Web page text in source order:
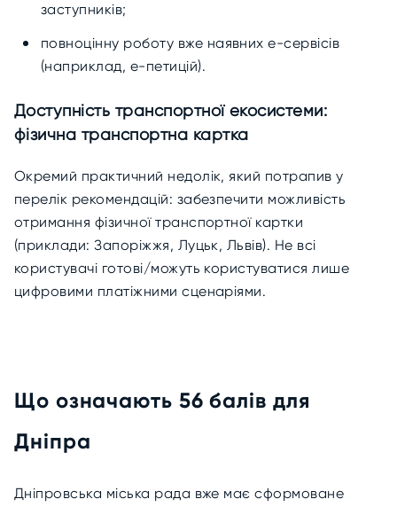
заступників;
повноцінну роботу вже наявних е-сервісів
(наприклад, е-петицій).
Доступність транспортної екосистеми:
фізична транспортна картка
Окремий практичний недолік, який потрапив у
перелік рекомендацій: забезпечити можливість
отримання фізичної транспортної картки
(приклади: Запоріжжя, Луцьк, Львів). Не всі
користувачі готові/можуть користуватися лише
цифровими платіжними сценаріями.
Що означають 56 балів для
Дніпра
Дніпровська міська рада вже має сформоване